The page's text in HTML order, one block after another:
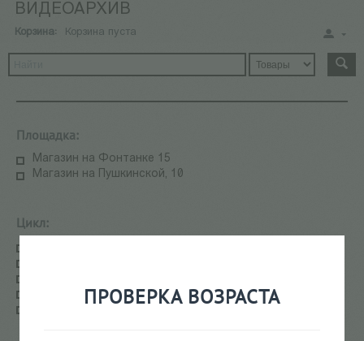
ПРОВЕРКА ВОЗРАСТА
ВИДЕОАРХИВ
Корзина: Корзина пуста
Площадка:
Магазин на Фонтанке 15
Магазин на Пушкинской, 10
Цикл:
Премия Аркадия Драгомощенко